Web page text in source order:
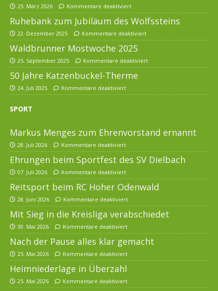
25. März 2026 Kommentare deaktiviert
Ruhebank zum Jubiläum des Wolfssteins
22. Dezember 2025 Kommentare deaktiviert
Waldbrunner Mostwoche 2025
25. September 2025 Kommentare deaktiviert
50 Jahre Katzenbuckel-Therme
24. Juli 2025 Kommentare deaktiviert
SPORT
Markus Menges zum Ehrenvorstand ernannt
28. Juli 2026 Kommentare deaktiviert
Ehrungen beim Sportfest des SV Dielbach
07. Juli 2026 Kommentare deaktiviert
Reitsport beim RC Hoher Odenwald
28. Juni 2026 Kommentare deaktiviert
Mit Sieg in die Kreisliga verabschiedet
30. Mai 2026 Kommentare deaktiviert
Nach der Pause alles klar gemacht
25. Mai 2026 Kommentare deaktiviert
Heimniederlage in Überzahl
25. Mai 2026 Kommentare deaktiviert